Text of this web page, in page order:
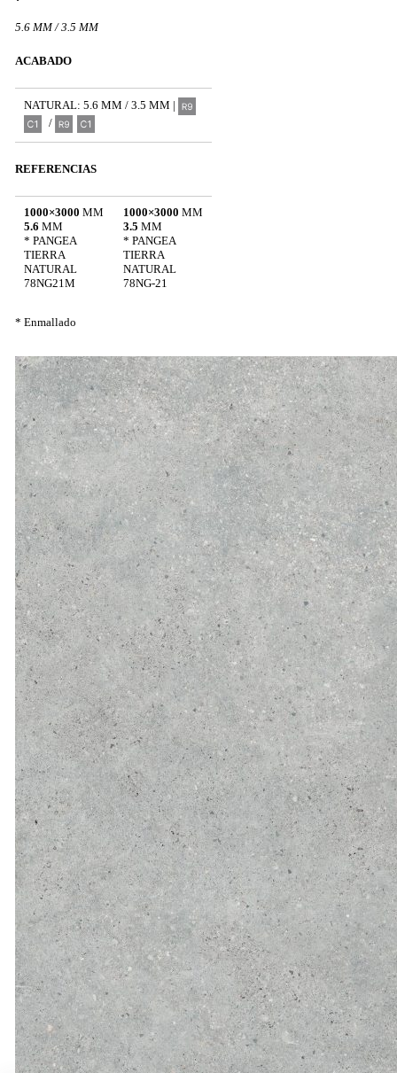
5.6 MM / 3.5 MM
ACABADO
NATURAL: 5.6 MM / 3.5 MM |
/
REFERENCIAS
1000×3000 MM
5.6 MM
* PANGEA
TIERRA
NATURAL
78NG21M
1000×3000 MM
3.5 MM
* PANGEA
TIERRA
NATURAL
78NG-21
* Enmallado